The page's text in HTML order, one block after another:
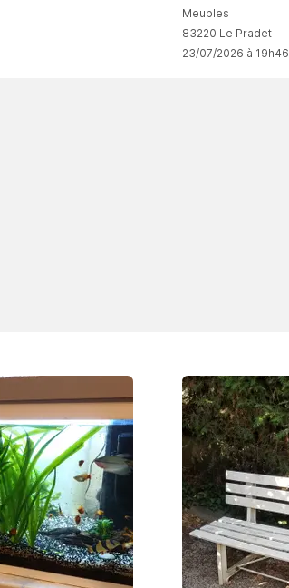
Meubles
83220 Le Pradet
23/07/2026 à 19h46